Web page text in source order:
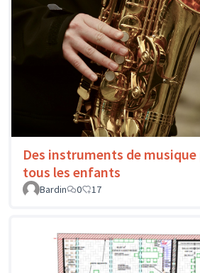
Des instruments de
tous les enfants
Bardin
0 17